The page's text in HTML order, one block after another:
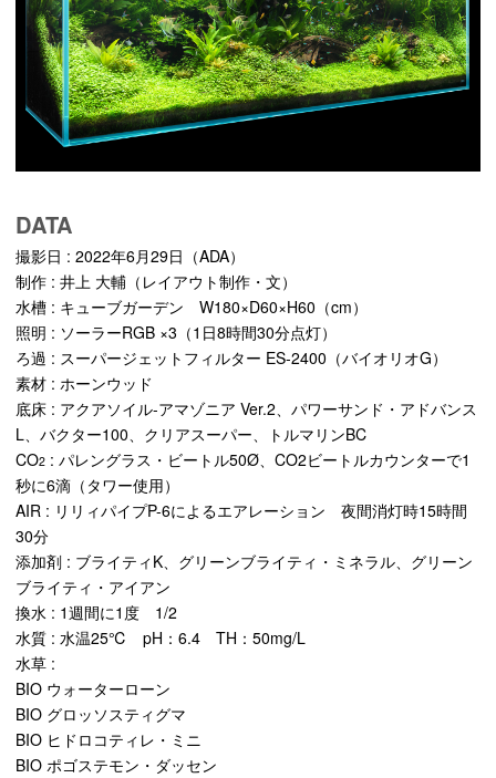
DATA
撮影日 : 2022年6月29日（ADA）
制作 : 井上 大輔（レイアウト制作・文）
水槽 : キューブガーデン W180×D60×H60（cm）
照明 : ソーラーRGB ×3（1日8時間30分点灯）
ろ過 : スーパージェットフィルター ES-2400（バイオリオG）
素材 : ホーンウッド
底床 : アクアソイル-アマゾニア Ver.2、パワーサンド・アドバンス
L、バクター100、クリアスーパー、トルマリンBC
CO2 : パレングラス・ビートル50Ø、CO2ビートルカウンターで1
秒に6滴（タワー使用）
AIR : リリィパイプP-6によるエアレーション 夜間消灯時15時間
30分
添加剤 : ブライティK、グリーンブライティ・ミネラル、グリーン
ブライティ・アイアン
換水 : 1週間に1度 1/2
水質 : 水温25℃ pH：6.4 TH：50mg/L
水草 :
BIO ウォーターローン
BIO グロッソスティグマ
BIO ヒドロコティレ・ミニ
BIO ポゴステモン・ダッセン